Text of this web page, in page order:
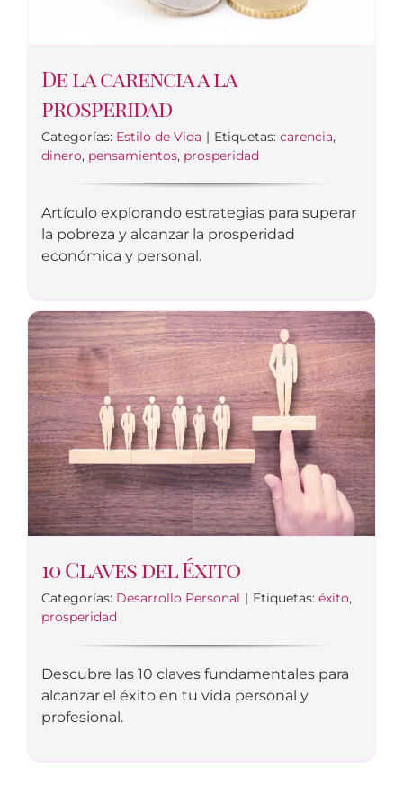
De la carencia a la
prosperidad
Categorías: Estilo de Vida | Etiquetas: carencia,
dinero, pensamientos, prosperidad
Artículo explorando estrategias para superar
la pobreza y alcanzar la prosperidad
económica y personal.
10 Claves del Éxito
Categorías: Desarrollo Personal | Etiquetas: éxito,
prosperidad
Descubre las 10 claves fundamentales para
alcanzar el éxito en tu vida personal y
profesional.